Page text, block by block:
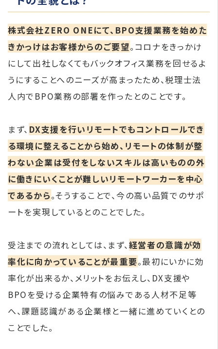
株式会社ZERO ONEにて、BPO支援業務を始めた
きかっけはお客様からのご要望。コロナをきっかけ
にして出社しなくてもバックオフィス業務を回せるよ
うにすることへのニーズが高まったため、税理士法
人内でBPO業務の部署を作ったとのことです。
まず、 DX支援を行いリモートでもコントロールでき
る環境に整えることから始め、リモートの体制が整
わない企業は受付をしないスキルは高いものの外
に働きにいくことが難しいリモートワーカーを中心
であるから。そうすることで、今の高い品質でのサポ
ートを実現しているとのことでした。
受注までの流れとしては、まず、経営者の意識が効
率化に向かっていることが最重要。最初にいかに効
率化が出来るか、メリットをお伝えし、DX支援や
BPOを受ける企業特有の悩みである人材不足等
へ、課題認識がある企業様と一緒に進めていくとの
ことでした。